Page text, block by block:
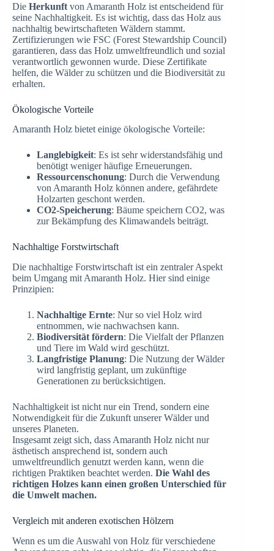
Die Herkunft von Amaranth Holz ist entscheidend für
seine Nachhaltigkeit. Es ist wichtig, dass das Holz aus
nachhaltig bewirtschafteten Wäldern stammt.
Zertifizierungen wie FSC (Forest Stewardship Council)
garantieren, dass das Holz umweltfreundlich und sozial
verantwortlich gewonnen wurde. Diese Zertifikate
helfen, die Wälder zu schützen und die Biodiversität zu
erhalten.
Ökologische Vorteile
Amaranth Holz bietet einige ökologische Vorteile:
Langlebigkeit: Es ist sehr widerstandsfähig und
benötigt weniger häufige Erneuerungen.
Ressourcenschonung: Durch die Verwendung
von Amaranth Holz können andere, gefährdete
Holzarten geschont werden.
CO2-Speicherung: Bäume speichern CO2, was
zur Bekämpfung des Klimawandels beiträgt.
Nachhaltige Forstwirtschaft
Die nachhaltige Forstwirtschaft ist ein zentraler Aspekt
beim Umgang mit Amaranth Holz. Hier sind einige
Prinzipien:
Nachhaltige Ernte: Nur so viel Holz wird
entnommen, wie nachwachsen kann.
Biodiversität fördern: Die Vielfalt der Pflanzen
und Tiere im Wald wird geschützt.
Langfristige Planung: Die Nutzung der Wälder
wird langfristig geplant, um zukünftige
Generationen zu berücksichtigen.
Nachhaltigkeit ist nicht nur ein Trend, sondern eine
Notwendigkeit für die Zukunft unserer Wälder und
unseres Planeten.
Insgesamt zeigt sich, dass Amaranth Holz nicht nur
ästhetisch ansprechend ist, sondern auch
umweltfreundlich genutzt werden kann, wenn die
richtigen Praktiken beachtet werden. Die Wahl des
richtigen Holzes kann einen großen Unterschied für
die Umwelt machen.
Vergleich mit anderen exotischen Hölzern
Wenn es um die Auswahl von Holz für verschiedene